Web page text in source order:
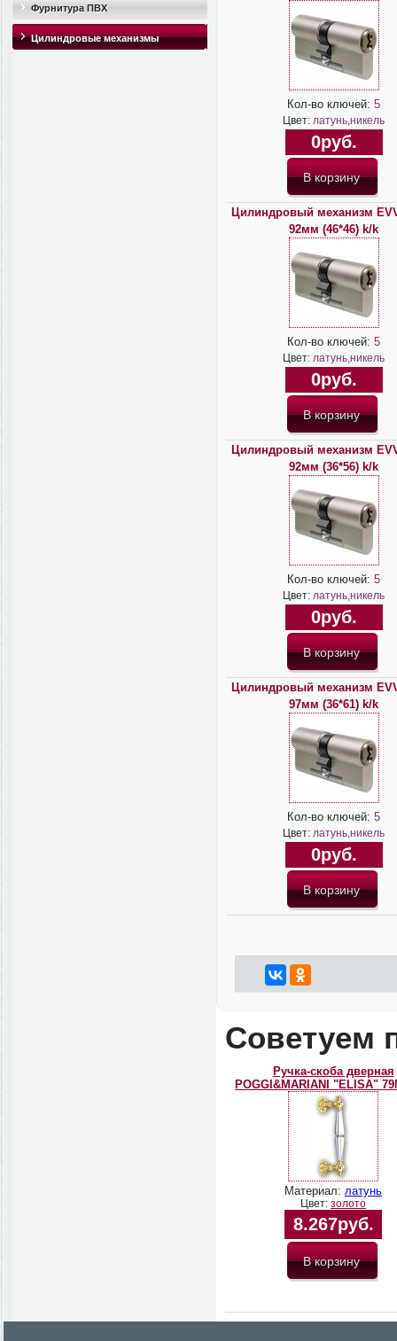
Фурнитура ПВХ
Цилиндровые механизмы
Кол-во ключей: 5
Цвет: латунь,никель
0руб.
Цилиндровый механизм
92мм (46*46) k/k
Кол-во ключей: 5
Цвет: латунь,никель
0руб.
Цилиндровый механизм
92мм (36*56) k/k
Кол-во ключей: 5
Цвет: латунь,никель
0руб.
Цилиндровый механизм
97мм (36*61) k/k
Кол-во ключей: 5
Цвет: латунь,никель
0руб.
Советуем
Ручка-скоба дверная
POGGI&MARIANI "ELISA"
Материал: латунь
Цвет: золото
8.267руб.